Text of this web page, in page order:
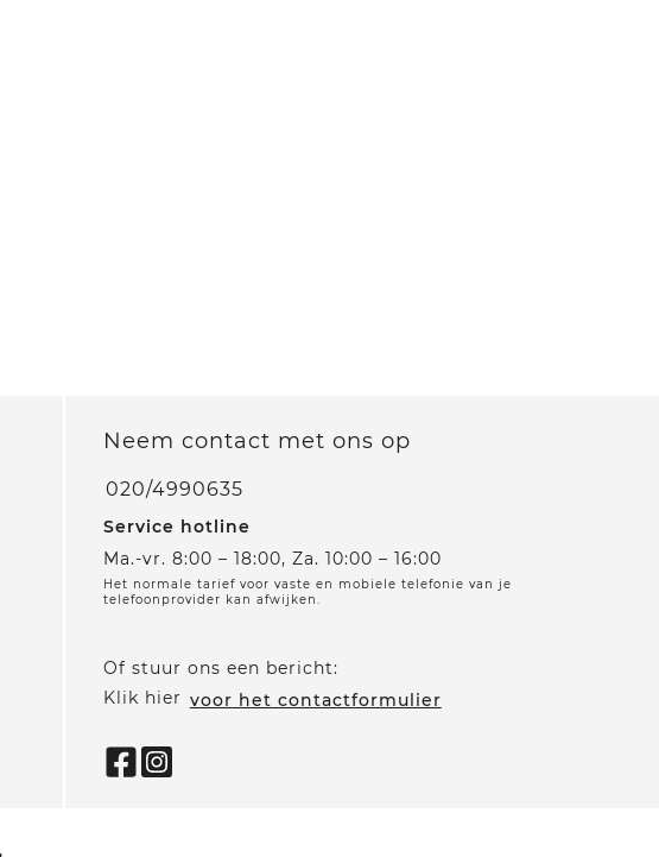
Neem contact met ons op
020/4990635
Service hotline
Ma.-vr. 8:00 – 18:00, Za. 10:00 – 16:00
Het normale tarief voor vaste en mobiele telefonie van je
telefoonprovider kan afwijken.
Of stuur ons een bericht:
Klik hier voor het contactformulier